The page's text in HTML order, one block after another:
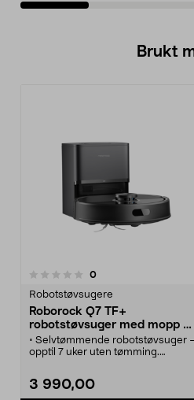
Brukt
0anmeldelser
Robotstøvsugere
Roborock Q7 TF+
robotstøvsuger med mopp og
stasjon
• Selvtømmende robotstøvsuger
opptil 7 uker uten tømming.
tepper.
3 990,00
0.0 av 5 stjerner